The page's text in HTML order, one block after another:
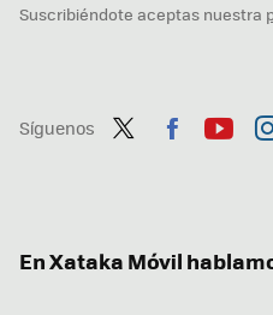
Suscribiéndote aceptas nuestra
Síguenos
En Xataka Móvil